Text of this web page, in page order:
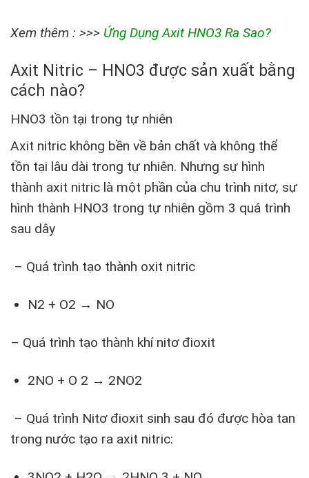
Xem thêm : >>> Ứng Dụng Axit HNO3 Ra Sao?
Axit Nitric – HNO3 được sản xuất bằng
cách nào?
HNO3 tồn tại trong tự nhiên
Axit nitric không bền về bản chất và không thể
tồn tại lâu dài trong tự nhiên. Nhưng sự hình
thành axit nitric là một phần của chu trình nitơ, sự
hình thành HNO3 trong tự nhiên gồm 3 quá trình
sau dây
– Quá trình tạo thành oxit nitric
N2 + O2 → NO
– Quá trình tạo thành khí nitơ đioxit
2NO + O 2 → 2NO2
– Quá trình Nitơ đioxit sinh sau đó được hòa tan
trong nước tạo ra axit nitric: